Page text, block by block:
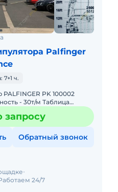
Palfinger
ч.
кг 7,4м - 11.000 кг 11,1м -
запросу
Обратный звонок
24/7